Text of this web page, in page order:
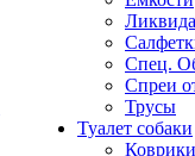
Спец.
Спреи
Трусы
Туалет собаки
Коврики